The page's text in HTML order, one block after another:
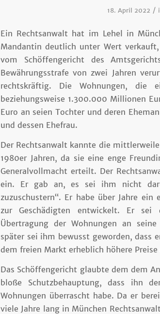
18. April 2022 /
Ein Rechtsanwalt hat im Lehel in
Mandantin deutlich unter Wert
vom Schöffengericht des
Bewährungsstrafe von zwei Jahren
rechtskräftig. Die Wohnungen, die
beziehungsweise 1.300.000 Millionen
Euro an seien Tochter und deren
und dessen Ehefrau.
Der Rechtsanwalt kannte die
1980er Jahren, da sie eine enge
Generalvollmacht erteilt. Der
ein. Er gab an, es sei ihm nicht
zuzuschustern“. Er habe über Jahre
zur Geschädigten entwickelt. Er sei
Übertragung der Wohnungen an
später sei ihm bewusst geworden, dass
dem freien Markt erheblich höhere
Das Schöffengericht glaubte dem dem
bloße Schutzbehauptung, dass ihn
Wohnungen überrascht habe. Da er
viele Jahre lang in München